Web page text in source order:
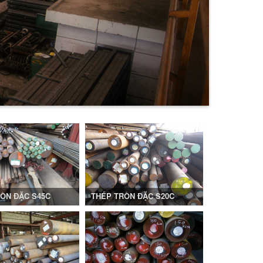
ĐẶC
ĐẶC S45C THÉP TRÒN ĐẶC S20C